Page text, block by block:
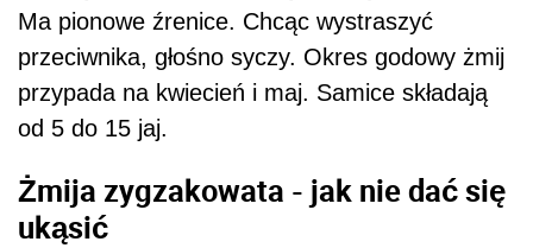
Ma pionowe źrenice. Chcąc wystraszyć
przeciwnika, głośno syczy. Okres godowy żmij
przypada na kwiecień i maj. Samice składają
od 5 do 15 jaj.
Żmija zygzakowata - jak nie dać się
ukąsić